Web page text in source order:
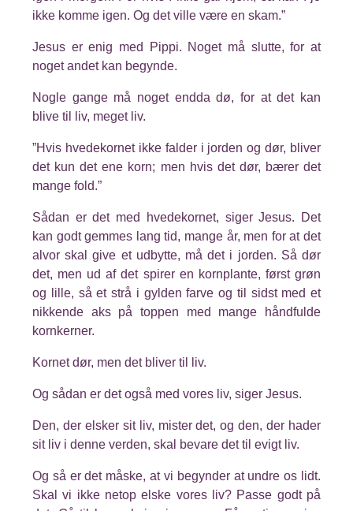
ikke komme igen. Og det ville være en skam.”
Jesus er enig med Pippi. Noget må slutte, for at
noget andet kan begynde.
Nogle gange må noget endda dø, for at det kan
blive til liv, meget liv.
”Hvis hvedekornet ikke falder i jorden og dør, bliver
det kun det ene korn; men hvis det dør, bærer det
mange fold.”
Sådan er det med hvedekornet, siger Jesus. Det
kan godt gemmes lang tid, mange år, men for at det
alvor skal give et udbytte, må det i jorden. Så dør
det, men ud af det spirer en kornplante, først grøn
og lille, så et strå i gylden farve og til sidst med et
nikkende aks på toppen med mange håndfulde
kornkerner.
Kornet dør, men det bliver til liv.
Og sådan er det også med vores liv, siger Jesus.
Den, der elsker sit liv, mister det, og den, der hader
sit liv i denne verden, skal bevare det til evigt liv.
Og så er det måske, at vi begynder at undre os lidt.
Skal vi ikke netop elske vores liv? Passe godt på